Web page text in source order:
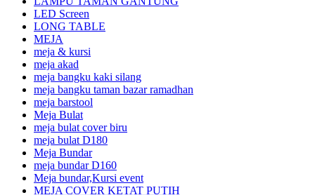
LED Screen
LONG TABLE
MEJA
meja & kursi
meja akad
meja bangku kaki silang
meja bangku taman bazar ramadhan
meja barstool
Meja Bulat
meja bulat cover biru
meja bulat D180
Meja Bundar
meja bundar D160
Meja bundar,Kursi event
MEJA COVER KETAT PUTIH